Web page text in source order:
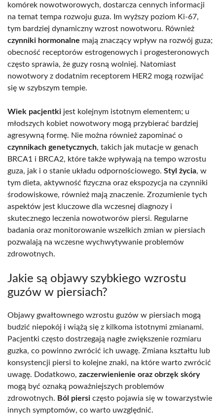
komórek nowotworowych, dostarcza cennych informacji
na temat tempa rozwoju guza. Im wyższy poziom Ki-67,
tym bardziej dynamiczny wzrost nowotworu. Również
czynniki hormonalne mają znaczący wpływ na rozwój guza;
obecność receptorów estrogenowych i progesteronowych
często sprawia, że guzy rosną wolniej. Natomiast
nowotwory z dodatnim receptorem HER2 mogą rozwijać
się w szybszym tempie.
Wiek pacjentki jest kolejnym istotnym elementem; u
młodszych kobiet nowotwory mogą przybierać bardziej
agresywną formę. Nie można również zapominać o
czynnikach genetycznych, takich jak mutacje w genach
BRCA1 i BRCA2, które także wpływają na tempo wzrostu
guza, jak i o stanie układu odpornościowego. Styl życia, w
tym dieta, aktywność fizyczna oraz ekspozycja na czynniki
środowiskowe, również mają znaczenie. Zrozumienie tych
aspektów jest kluczowe dla wczesnej diagnozy i
skutecznego leczenia nowotworów piersi. Regularne
badania oraz monitorowanie wszelkich zmian w piersiach
pozwalają na wczesne wychwytywanie problemów
zdrowotnych.
Jakie są objawy szybkiego wzrostu
guzów w piersiach?
Objawy gwałtownego wzrostu guzów w piersiach mogą
budzić niepokój i wiążą się z kilkoma istotnymi zmianami.
Pacjentki często dostrzegają nagłe zwiększenie rozmiaru
guzka, co powinno zwrócić ich uwagę. Zmiana kształtu lub
konsystencji piersi to kolejne znaki, na które warto zwrócić
uwagę. Dodatkowo, zaczerwienienie oraz obrzęk skóry
mogą być oznaką poważniejszych problemów
zdrowotnych. Ból piersi często pojawia się w towarzystwie
innych symptomów, co warto uwzględnić.